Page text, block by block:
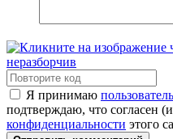
Я принимаю
подтверждаю, что согласен
конфиденциальности этого